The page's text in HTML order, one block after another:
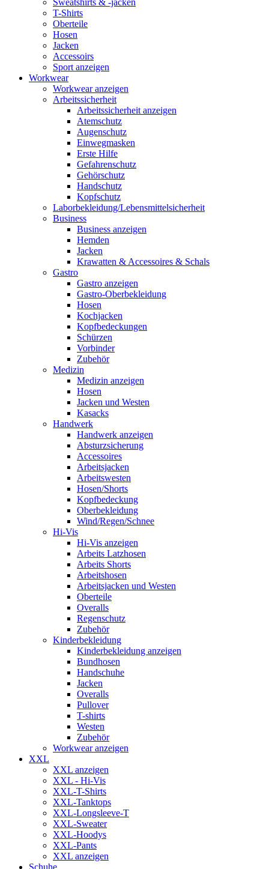
Sweatshirts & -jacken
T-Shirts
Oberteile
Hosen
Jacken
Accessoirs
Sport anzeigen
Workwear
Workwear anzeigen
Arbeitssicherheit
Arbeitssicherheit anzeigen
Atemschutz
Augenschutz
Einwegmasken
Erste Hilfe
Gefahrenschutz
Gehörschutz
Handschutz
Kopfschutz
Laborbekleidung/Lebensmittelsicherheit
Business
Business anzeigen
Hemden
Jacken
Krawatten & Accessoires & Schals
Gastro
Gastro anzeigen
Gastro-Oberbekleidung
Hosen
Kochjacken
Kopfbedeckungen
Schürzen
Vorbinder
Zubehör
Medizin
Medizin anzeigen
Hosen
Jacken und Westen
Kasacks
Handwerk
Handwerk anzeigen
Absturzsicherung
Accessoires
Arbeitsjacken
Arbeitswesten
Hosen/Shorts
Kopfbedeckung
Oberbekleidung
Wind/Regen/Schnee
Hi-Vis
Hi-Vis anzeigen
Arbeits Latzhosen
Arbeits Shorts
Arbeitshosen
Arbeitsjacken und Westen
Oberteile
Overalls
Regenschutz
Zubehör
Kinderbekleidung
Kinderbekleidung anzeigen
Bundhosen
Handschuhe
Jacken
Overalls
Pullover
T-shirts
Westen
Zubehör
Workwear anzeigen
XXL
XXL anzeigen
XXL - Hi-Vis
XXL-T-Shirts
XXL-Tanktops
XXL-Longsleeve-T
XXL-Sweater
XXL-Hoodys
XXL-Pants
XXL anzeigen
Schuhe